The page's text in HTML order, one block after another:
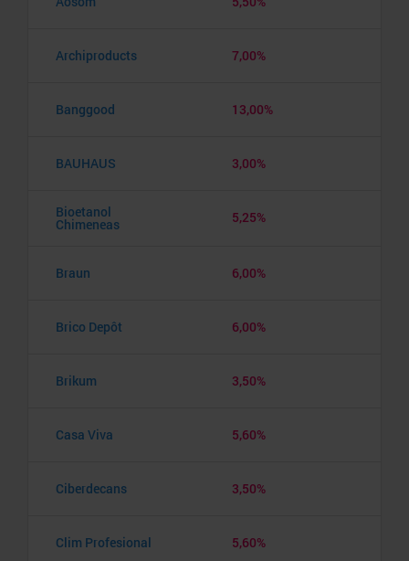
Archiproducts 7,00%
Banggood 13,00%
BAUHAUS 3,00%
Bioetanol
Chimeneas 5,25%
Braun 6,00%
Brico Depôt 6,00%
Brikum 3,50%
Casa Viva 5,60%
Ciberdecans 3,50%
Clim Profesional 5,60%